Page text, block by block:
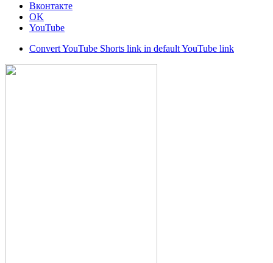
Вконтакте
OK
YouTube
Convert YouTube Shorts link in default YouTube link